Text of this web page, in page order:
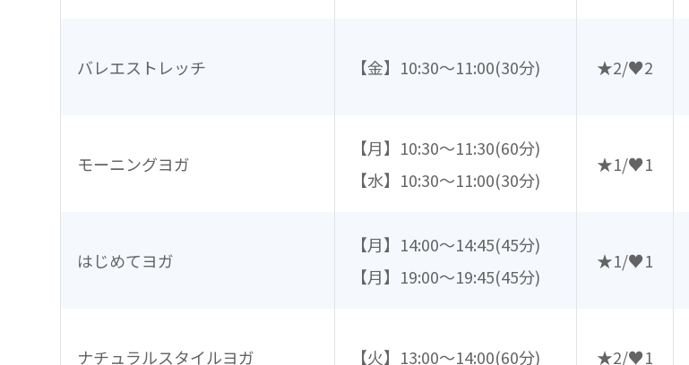
バレエストレッチ 【金】 10:30～11:00(30分) ★2/♥2
モーニングヨガ
【月】 10:30～11:30(60分)
【水】 10:30～11:00(30分)
★1/♥1
はじめてヨガ
【月】 14:00～14:45(45分)
【月】 19:00～19:45(45分)
★1/♥1
ナチュラルスタイルヨガ 【火】 13:00～14:00(60分) ★2/♥1